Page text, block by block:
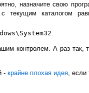
назначите свою
каталогом
контролем. А раз
- крайне плохая идея ,